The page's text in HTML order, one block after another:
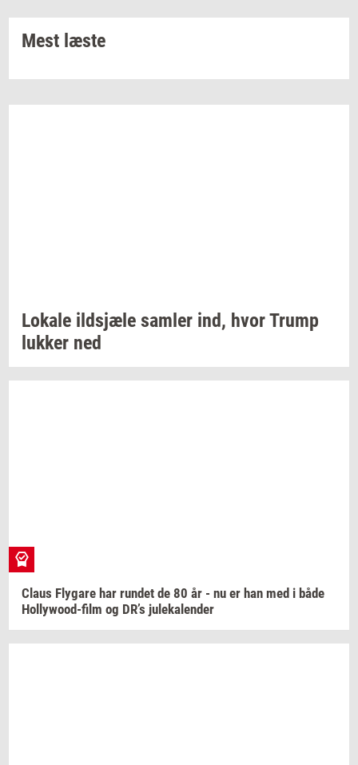
Mest læste
Lo­ka­le ildsjæ­le sam­ler ind, hvor Trump
luk­ker ned
Claus Fly­ga­re har run­det de 80 år - nu er han med i både
Hollywood-​film og DR’s ju­le­ka­len­der